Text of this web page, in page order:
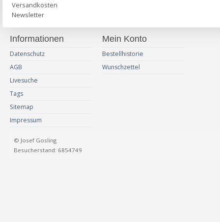
Versandkosten
Newsletter
Informationen
Datenschutz
AGB
Livesuche
Tags
Sitemap
Impressum
Mein Konto
Bestellhistorie
Wunschzettel
© Josef Gosling
Besucherstand: 6854749